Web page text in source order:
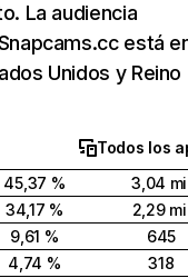
La audiencia
está
Unidos y Reino
Todos los
45,37 %
3,04
34,17 %
2,29
9,61 %
645
4,74 %
318